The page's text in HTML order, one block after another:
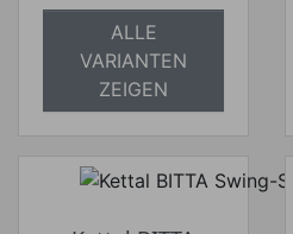
ALLE
VARIANTEN
ZEIGEN